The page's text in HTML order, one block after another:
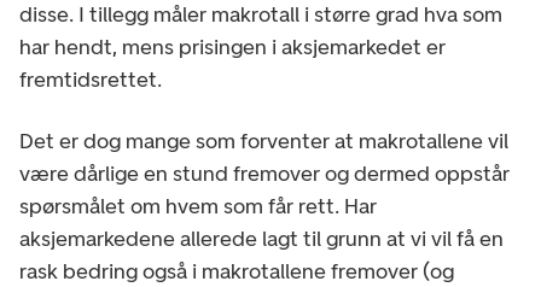
disse. I tillegg måler makrotall i større grad hva som
har hendt, mens prisingen i aksjemarkedet er
fremtidsrettet.
Det er dog mange som forventer at makrotallene vil
være dårlige en stund fremover og dermed oppstår
spørsmålet om hvem som får rett. Har
aksjemarkedene allerede lagt til grunn at vi vil få en
rask bedring også i makrotallene fremover (og